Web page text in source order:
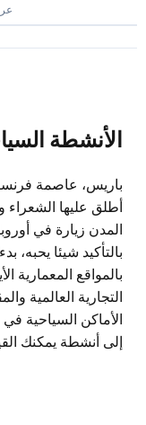
عرض1
الأنشطة
باريس، عاصمة فرنسا
أطلق عليها الشعراء
المدن زيارة في أوروبا
بالتأكيد شيئا يحبه،
بالمواقع المعمارية
التجارية العالمية
الأماكن السياحية في
إلى أنشطة يمكنك